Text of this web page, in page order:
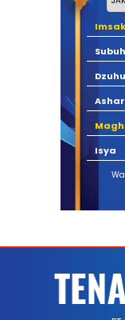
Imsak
Subuh
Ashar
Isya